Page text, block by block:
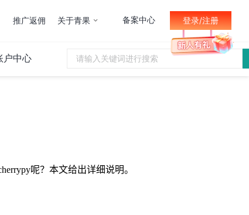
推广返佣 关于青果 备案中心 登录/注册
户中心
呢？本文给出详细说明。